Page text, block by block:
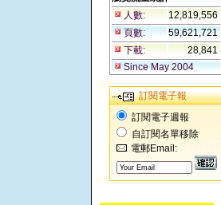
人數:
12,819,556
頁數:
59,621,721
下載:
28,841
Since May 2004
訂閱電子報
訂閱電子週報
自訂閱名單移除
電郵Email: